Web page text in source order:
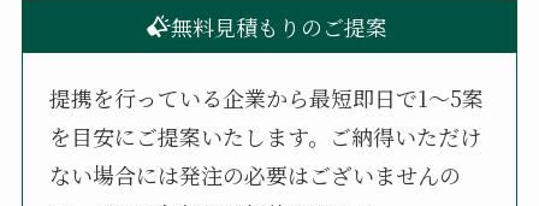
無料見積もりのご提案
提携を行っている企業から最短即日で1〜5案
を目安にご提案いたします。ご納得いただけ
ない場合には発注の必要はございませんの